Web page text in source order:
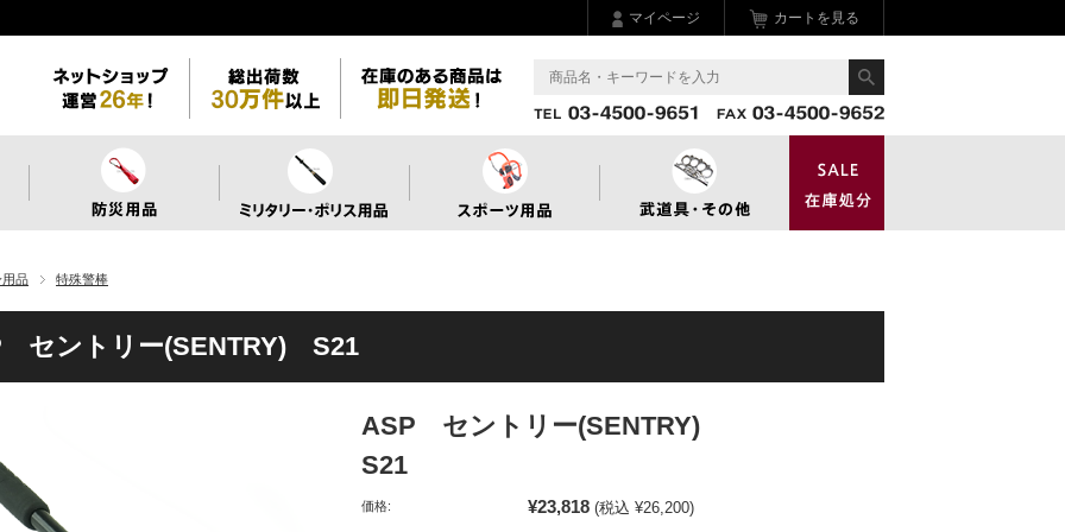
マイページ カートを見る
用品 特殊警棒
セントリー(SENTRY) S21
ASP セントリー(SENTRY)
S21
価格: ¥23,818 (税込 ¥26,200)